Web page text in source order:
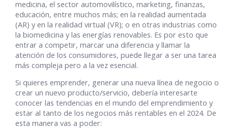
medicina, el sector automovilístico, marketing, finanzas,
educación, entre muchos más; en la realidad aumentada
(AR) y en la realidad virtual (VR); o en otras industrias como
la biomedicina y las energías renovables. Es por esto que
entrar a competir, marcar una diferencia y llamar la
atención de los consumidores, puede llegar a ser una tarea
más compleja pero a la vez esencial.
Si quieres emprender, generar una nueva línea de negocio o
crear un nuevo producto/servicio, debería interesarte
conocer las tendencias en el mundo del emprendimiento y
estar al tanto de los negocios más rentables en el 2024. De
esta manera vas a poder: